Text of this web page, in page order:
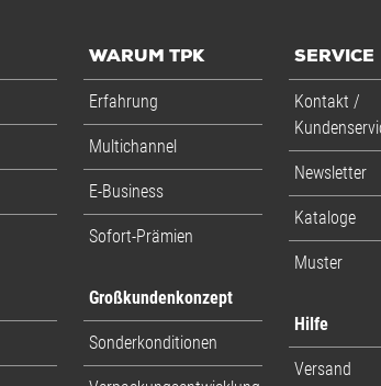
WARUM TPK
Erfahrung
Multichannel
E-Business
Sofort-Prämien
Großkundenkonzept
Sonderkonditionen
SERVICE
Kontakt /
Newsletter
Kataloge
Muster
Hilfe
Versand